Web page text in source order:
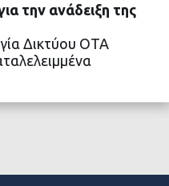
την ανάδειξη της
Δικτύου ΟΤΑ